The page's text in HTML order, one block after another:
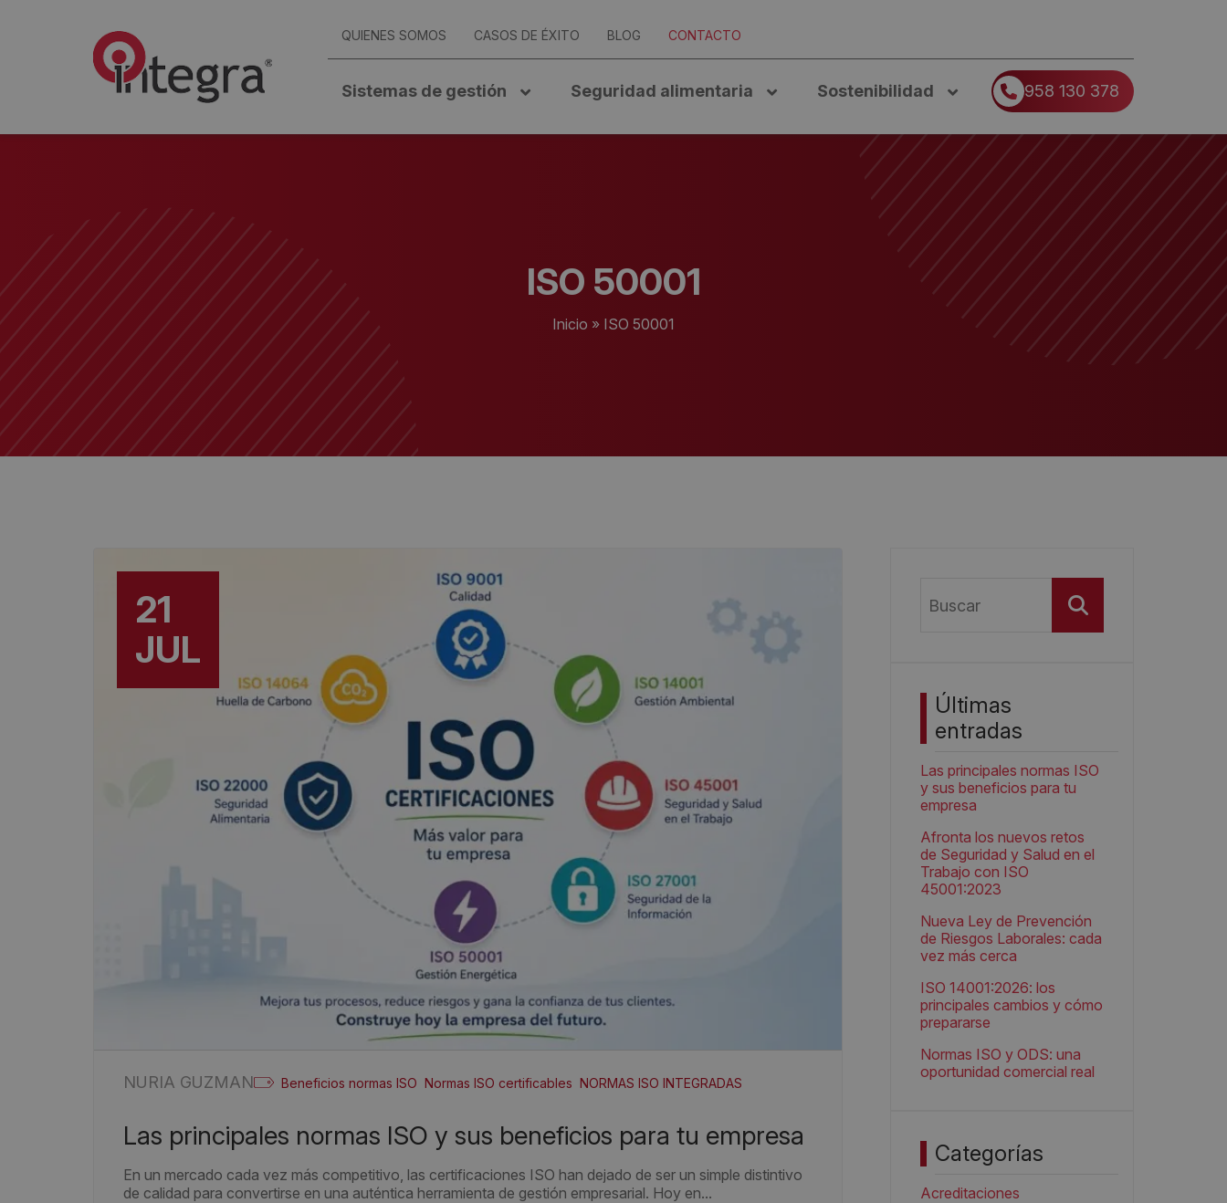
QUIENES SOMOS CASOS DE ÉXITO BLOG CONTACTO
Sistemas de gestión Seguridad alimentaria Sostenibilidad 958 130 378
ISO 50001
Inicio » ISO 50001
21
JUL
NURIA GUZMAN Beneficios normas ISO Normas ISO certificables NORMAS ISO INTEGRADAS
Las principales normas ISO y sus beneficios para tu empresa
En un mercado cada vez más competitivo, las certificaciones ISO han dejado de ser un simple distintivo
de calidad para convertirse en una auténtica herramienta de gestión empresarial. Hoy en...
Buscar
Últimas
entradas
Las principales normas ISO
y sus beneficios para tu
empresa
Afronta los nuevos retos
de Seguridad y Salud en el
Trabajo con ISO
45001:2023
Nueva Ley de Prevención
de Riesgos Laborales: cada
vez más cerca
ISO 14001:2026: los
principales cambios y cómo
prepararse
Normas ISO y ODS: una
oportunidad comercial real
Categorías
Acreditaciones